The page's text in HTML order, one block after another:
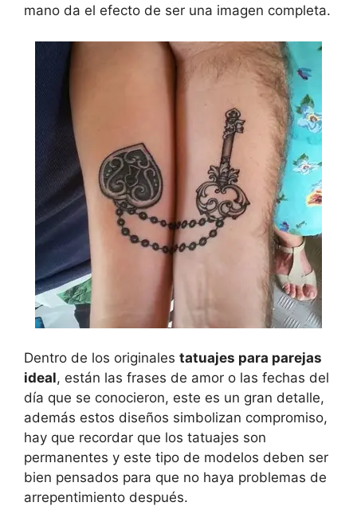
mano da el efecto de ser una imagen completa.
Dentro de los originales tatuajes para parejas
ideal, están las frases de amor o las fechas del
día que se conocieron, este es un gran detalle,
además estos diseños simbolizan compromiso,
hay que recordar que los tatuajes son
permanentes y este tipo de modelos deben ser
bien pensados para que no haya problemas de
arrepentimiento después.